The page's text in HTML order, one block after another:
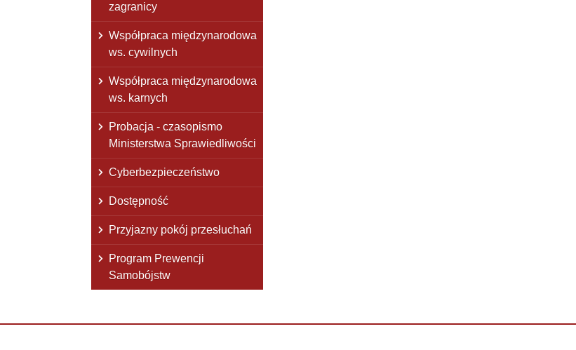
zagranicy
Współpraca międzynarodowa
ws. cywilnych
Współpraca międzynarodowa
ws. karnych
Probacja - czasopismo
Ministerstwa Sprawiedliwości
Cyberbezpieczeństwo
Dostępność
Przyjazny pokój przesłuchań
Program Prewencji
Samobójstw